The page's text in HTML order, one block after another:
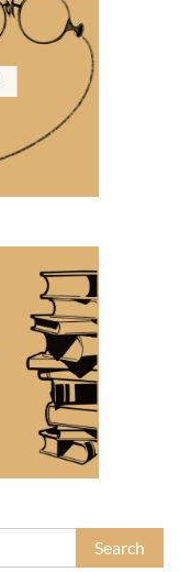
Search
for: